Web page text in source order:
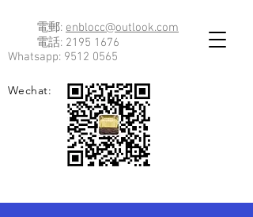
電郵: enblocc@outlook.com
電話: 2195 1676
Whatsapp: 9512 0565
Wechat: